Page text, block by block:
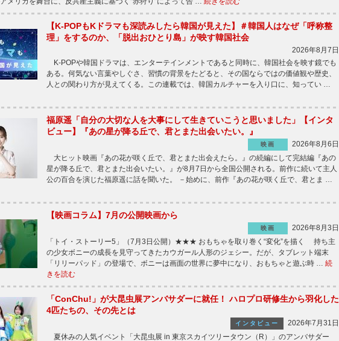
【K-POPもKドラマも深読みしたら韓国が見えた】＃韓国人はなぜ「呼称整
理」をするのか、「脱出おひとり島」が映す韓国社会
2026年8月7日
K-POPや韓国ドラマは、エンターテインメントであると同時に、韓国社会を映す鏡でも
ある。何気ない言葉やしぐさ、習慣の背景をたどると、その国ならではの価値観や歴史、
人との関わり方が見えてくる。この連載では、韓国カルチャーを入り口に、知ってい …
福原遥「自分の大切な人を大事にして生きていこうと思いました」【インタ
ビュー】『あの星が降る丘で、君とまた出会いたい。』
映画
2026年8月6日
大ヒット映画『あの花が咲く丘で、君とまた出会えたら。』の続編にして完結編『あの
星が降る丘で、君とまた出会いたい。』が8月7日から全国公開される。前作に続いて主人
公の百合を演じた福原遥に話を聞いた。 －始めに、前作『あの花が咲く丘で、君とま …
【映画コラム】7月の公開映画から
映画
2026年8月3日
「トイ・ストーリー5」（7月3日公開）★★★ おもちゃを取り巻く“変化”を描く 持ち主
の少女ボニーの成長を見守ってきたカウガール人形のジェシー。だが、タブレット端末
「リリーパッド」の登場で、ボニーは画面の世界に夢中になり、おもちゃと遊ぶ時 … 続
きを読む
「ConChu!」が大昆虫展アンバサダーに就任！ ハロプロ研修生から羽化した
4匹たちの、その先とは
インタビュー
2026年7月31日
夏休みの人気イベント「大昆虫展 in 東京スカイツリータウン（R）」のアンバサダー